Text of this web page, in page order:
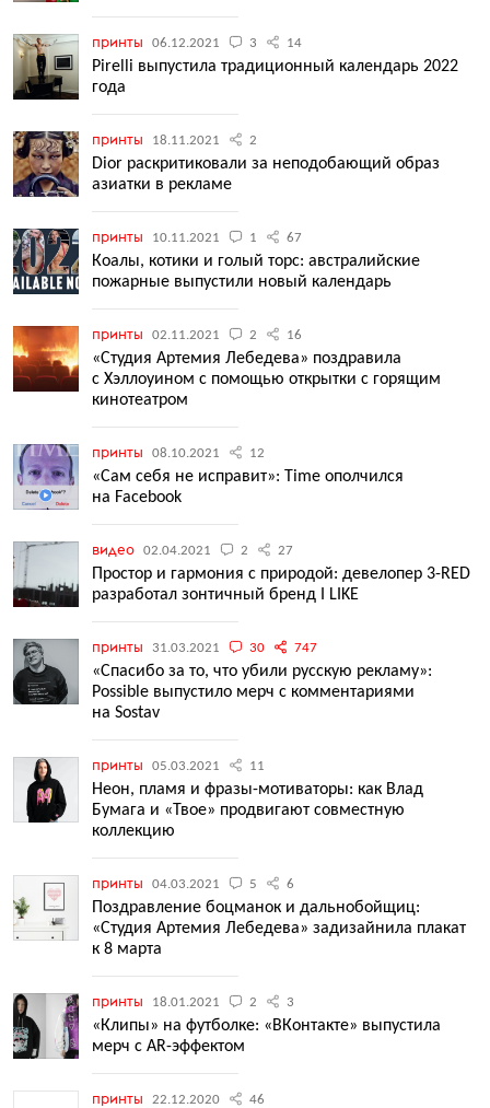
принты 06.12.2021 3 14
Pirelli выпустила традиционный календарь 2022
года
принты 18.11.2021 2
Dior раскритиковали за неподобающий образ
азиатки в рекламе
принты 10.11.2021 1 67
Коалы, котики и голый торс: австралийские
пожарные выпустили новый календарь
принты 02.11.2021 2 16
«Студия Артемия Лебедева» поздравила
с Хэллоуином с помощью открытки с горящим
кинотеатром
принты 08.10.2021 12
«Сам себя не исправит»: Time ополчился
на Facebook
видео 02.04.2021 2 27
Простор и гармония с природой: девелопер 3-RED
разработал зонтичный бренд I LIKE
принты 31.03.2021 30 747
«Спасибо за то, что убили русскую рекламу»:
Possible выпустило мерч с комментариями
на Sostav
принты 05.03.2021 11
Неон, пламя и фразы-мотиваторы: как Влад
Бумага и «Твое» продвигают совместную
коллекцию
принты 04.03.2021 5 6
Поздравление боцманок и дальнобойщиц:
«Студия Артемия Лебедева» задизайнила плакат
к 8 марта
принты 18.01.2021 2 3
«Клипы» на футболке: «ВКонтакте» выпустила
мерч с AR-эффектом
принты 22.12.2020 46